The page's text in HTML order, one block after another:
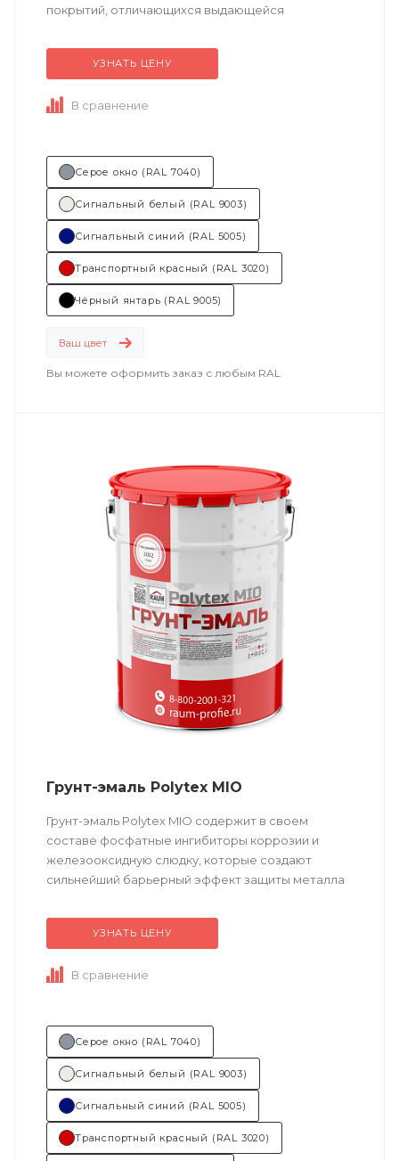
покрытий, отличающихся выдающейся
временем полной...
УЗНАТЬ ЦЕНУ
В сравнение
Серое окно (RAL 7040)
Сигнальный белый (RAL 9003)
Сигнальный синий (RAL 5005)
Транспортный красный (RAL 3020)
Чёрный янтарь (RAL 9005)
Ваш цвет
Вы можете оформить заказ с любым RAL
Грунт-эмаль Polytex MIO
Грунт-эмаль Polytex MIO содержит в своем
составе фосфатные ингибиторы коррозии и
железооксидную слюдку, которые создают
сильнейший барьерный эффект защиты металла
течение всего...
УЗНАТЬ ЦЕНУ
В сравнение
Серое окно (RAL 7040)
Сигнальный белый (RAL 9003)
Сигнальный синий (RAL 5005)
Транспортный красный (RAL 3020)